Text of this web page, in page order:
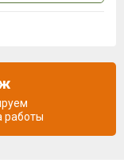
работы